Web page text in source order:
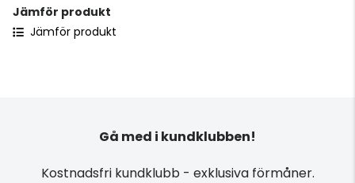
Jämför produkt
Jämför produkt
Gå med i kundklubben!
Kostnadsfri kundklubb - exklusiva förmåner.